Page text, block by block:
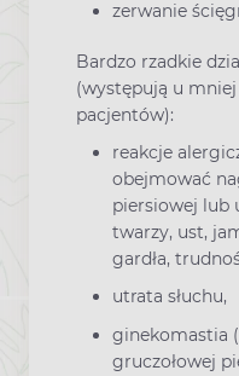
zerwanie
Bardzo rzadkie
(występują u mniej
pacjentów):
reakcje
obejmować
piersiowej lub
twarzy, ust,
gardła,
utrata słuchu,
ginekomastia
gruczołowej